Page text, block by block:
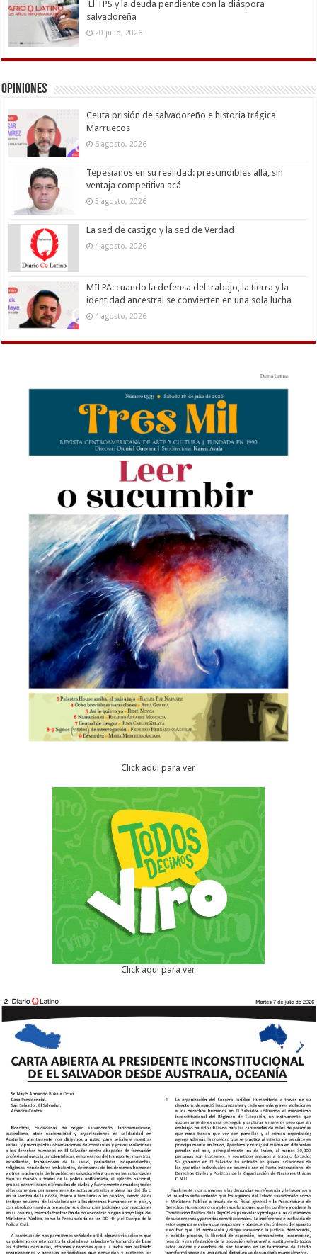
El TPS y la deuda pendiente con la diáspora
salvadoreña
20 julio, 2026
Opiniones
Ceuta prisión de salvadoreño e historia trágica
Marruecos
6 agosto, 2026
Tepesianos en su realidad: prescindibles allá, sin
ventaja competitiva acá
5 agosto, 2026
La sed de castigo y la sed de Verdad
4 agosto, 2026
MILPA: cuando la defensa del trabajo, la tierra y la
identidad ancestral se convierten en una sola lucha
4 agosto, 2026
Click aqui para ver
Click aqui para ver